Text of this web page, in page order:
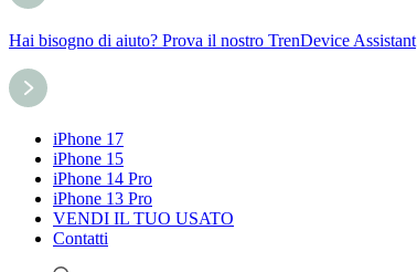
Hai bisogno di aiuto? Prova il nostro TrenDevice Assistant
iPhone 17
iPhone 15
iPhone 14 Pro
iPhone 13 Pro
VENDI IL TUO USATO
Contatti